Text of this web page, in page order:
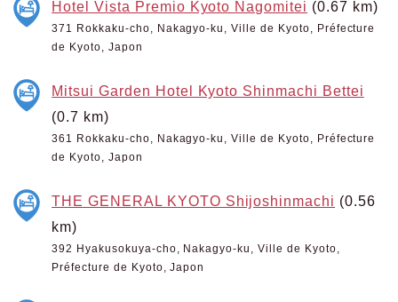
Hotel Vista Premio Kyoto Nagomitei (0.67 km)
371 Rokkaku-cho, Nakagyo-ku, Ville de Kyoto, Préfecture
de Kyoto, Japon
Mitsui Garden Hotel Kyoto Shinmachi Bettei
(0.7 km)
361 Rokkaku-cho, Nakagyo-ku, Ville de Kyoto, Préfecture
de Kyoto, Japon
THE GENERAL KYOTO Shijoshinmachi (0.56
km)
392 Hyakusokuya-cho, Nakagyo-ku, Ville de Kyoto,
Préfecture de Kyoto, Japon